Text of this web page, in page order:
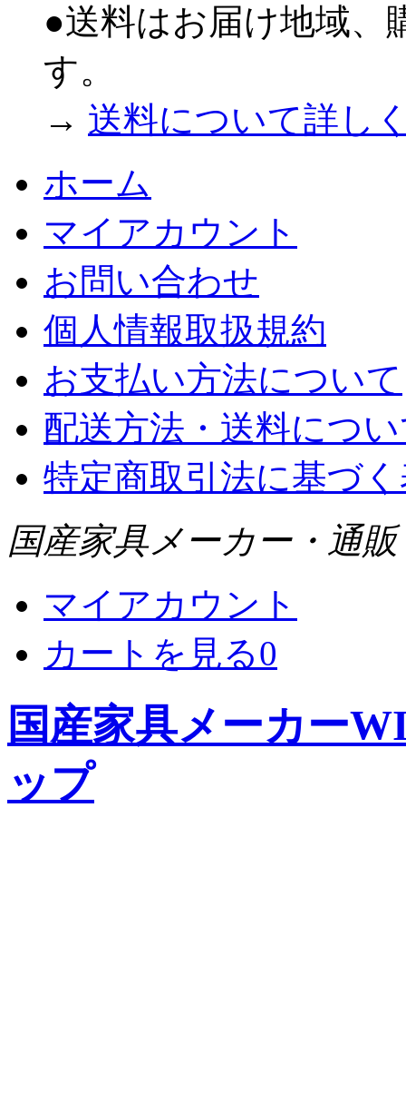
●送料はお届け地域、
す。
→ 送料について詳し
ホーム
マイアカウント
お問い合わせ
個人情報取扱規約
お支払い方法について
配送方法・送料につ
特定商取引法に基づ
国産家具メーカー・通販
マイアカウント
カートを見る0
国産家具メーカー
ップ